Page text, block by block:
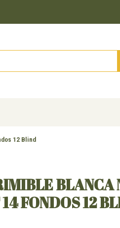
12 Blind
BLANCA
FONDOS 12